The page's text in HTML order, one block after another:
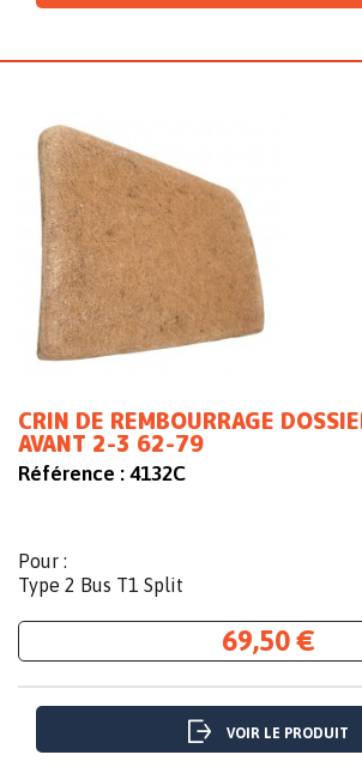
CRIN DE REMBOURRAGE
AVANT 2-3 62-79
Référence : 4132C
Pour :
Type 2 Bus T1 Split
69,50 €
VOIR LE PRODUIT